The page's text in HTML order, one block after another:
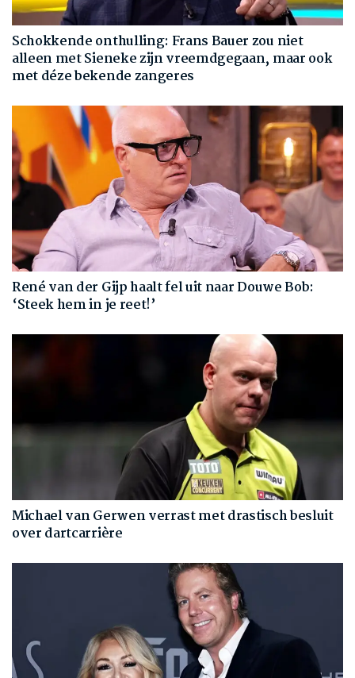
Schokkende onthulling: Frans Bauer zou niet
alleen met Sieneke zijn vreemdgegaan, maar ook
met déze bekende zangeres
René van der Gijp haalt fel uit naar Douwe Bob:
‘Steek hem in je reet!’
Michael van Gerwen verrast met drastisch besluit
over dartcarrière